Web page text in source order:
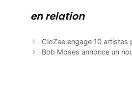
en relation
CloZee engage 10 artistes
Bob Moses annonce un